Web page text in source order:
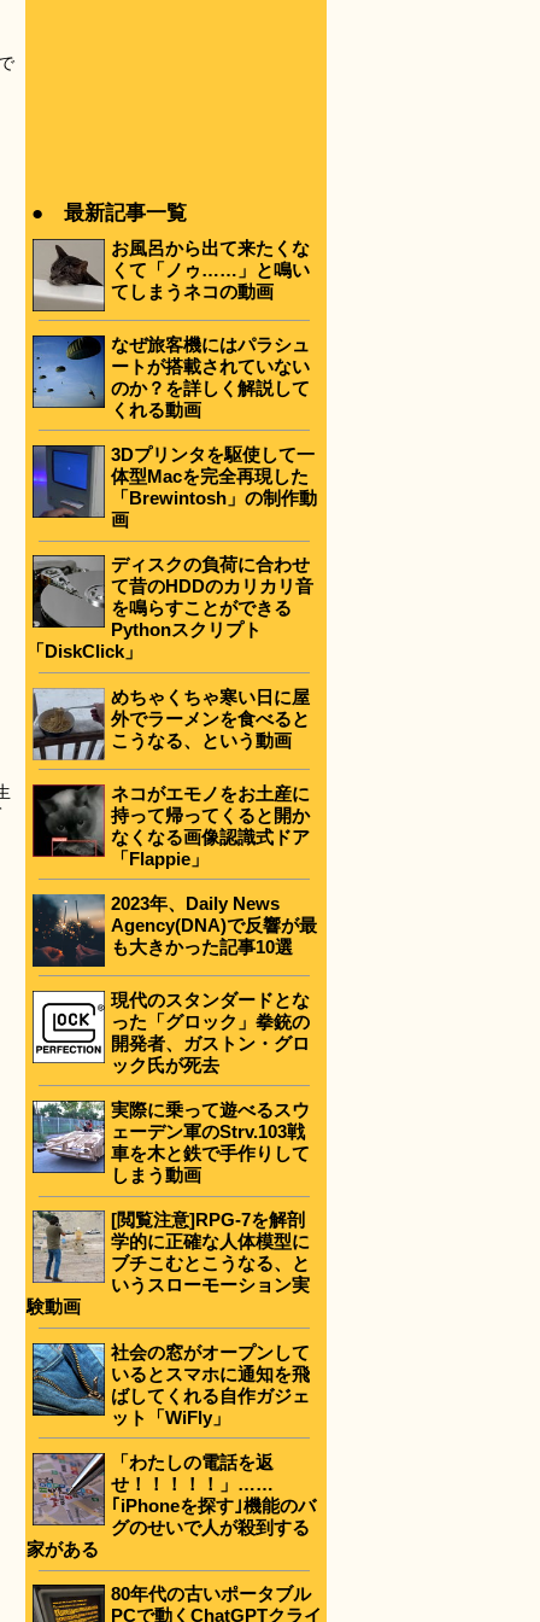
● 最新記事一覧
お風呂から出て来たくな
くて「ノゥ……」と鳴い
てしまうネコの動画
なぜ旅客機にはパラシュ
ートが搭載されていない
のか？を詳しく解説して
くれる動画
3Dプリンタを駆使して一
体型Macを完全再現した
「Brewintosh」の制作動
画
ディスクの負荷に合わせ
て昔のHDDのカリカリ音
を鳴らすことができる
Pythonスクリプト
「DiskClick」
めちゃくちゃ寒い日に屋
外でラーメンを食べると
こうなる、という動画
ネコがエモノをお土産に
持って帰ってくると開か
なくなる画像認識式ドア
「Flappie」
2023年、Daily News
Agency(DNA)で反響が最
も大きかった記事10選
現代のスタンダードとな
った「グロック」拳銃の
開発者、ガストン・グロ
ック氏が死去
実際に乗って遊べるスウ
ェーデン軍のStrv.103戦
車を木と鉄で手作りして
しまう動画
[閲覧注意]RPG-7を解剖
学的に正確な人体模型に
ブチこむとこうなる、と
いうスローモーション実
験動画
社会の窓がオープンして
いるとスマホに通知を飛
ばしてくれる自作ガジェ
ット「WiFly」
「わたしの電話を返
せ！！！！！」……
｢iPhoneを探す｣機能のバ
グのせいで人が殺到する
家がある
80年代の古いポータブル
PCで動くChatGPTクライ